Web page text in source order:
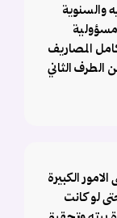
والسنوية
المصاريف
الطرف الثاني
الكبيرة
لو كانت